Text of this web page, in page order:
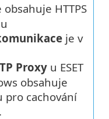
obsahuje HTTPS
je v
Proxy u ESET
obsahuje
cachování